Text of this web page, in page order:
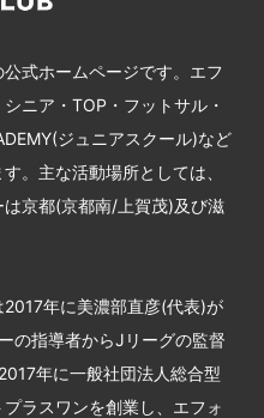
式ホームページです。エフ
ニア・TOP・フットサル・
ジュニアスクール)など
。主な活動場所としては、
京都(京都南/上賀茂)及び滋
年に美濃部直彦(代表)が
の指導者からJリーグの監督
年に一般社団法人総合型
ラスワンを創業し、エフォ